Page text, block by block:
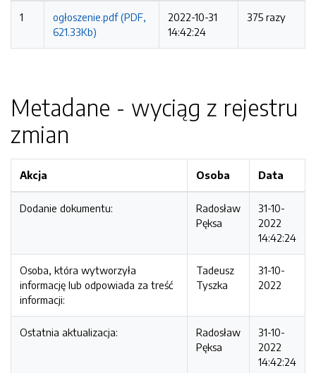
1
ogłoszenie.pdf (PDF,
621.33Kb)
2022-10-31
14:42:24
375 razy
Metadane - wyciąg z rejestru
zmian
Akcja Osoba Data
Dodanie dokumentu:
Radosław
Pęksa
31-10-
2022
14:42:24
Osoba, która wytworzyła
informację lub odpowiada za treść
informacji:
Tadeusz
Tyszka
31-10-
2022
Ostatnia aktualizacja:
Radosław
Pęksa
31-10-
2022
14:42:24